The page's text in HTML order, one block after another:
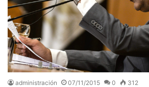
administración 07/11/2015 0 312